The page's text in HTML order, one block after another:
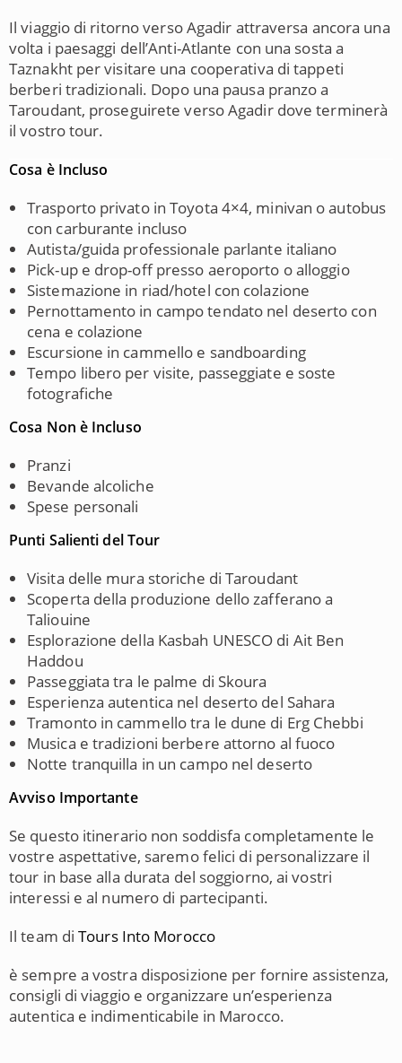
Il viaggio di ritorno verso Agadir attraversa ancora una
volta i paesaggi dell’Anti-Atlante con una sosta a
Taznakht per visitare una cooperativa di tappeti
berberi tradizionali. Dopo una pausa pranzo a
Taroudant, proseguirete verso Agadir dove terminerà
il vostro tour.
Cosa è Incluso
Trasporto privato in Toyota 4×4, minivan o autobus
con carburante incluso
Autista/guida professionale parlante italiano
Pick-up e drop-off presso aeroporto o alloggio
Sistemazione in riad/hotel con colazione
Pernottamento in campo tendato nel deserto con
cena e colazione
Escursione in cammello e sandboarding
Tempo libero per visite, passeggiate e soste
fotografiche
Cosa Non è Incluso
Pranzi
Bevande alcoliche
Spese personali
Punti Salienti del Tour
Visita delle mura storiche di Taroudant
Scoperta della produzione dello zafferano a
Taliouine
Esplorazione della Kasbah UNESCO di Ait Ben
Haddou
Passeggiata tra le palme di Skoura
Esperienza autentica nel deserto del Sahara
Tramonto in cammello tra le dune di Erg Chebbi
Musica e tradizioni berbere attorno al fuoco
Notte tranquilla in un campo nel deserto
Avviso Importante
Se questo itinerario non soddisfa completamente le
vostre aspettative, saremo felici di personalizzare il
tour in base alla durata del soggiorno, ai vostri
interessi e al numero di partecipanti.
Il team diTours Into Morocco
è sempre a vostra disposizione per fornire assistenza,
consigli di viaggio e organizzare un’esperienza
autentica e indimenticabile in Marocco.